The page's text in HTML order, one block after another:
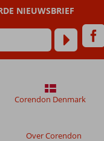
NIEUWSBRIEF
Over Corendon
Corendon Denmark